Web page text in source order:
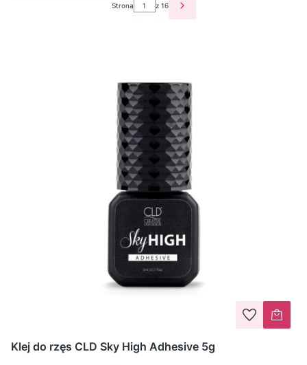
Strona z 16 NASTĘPNE PRODUKTY
Klej do rzęs CLD Sky High Adhesive 5g